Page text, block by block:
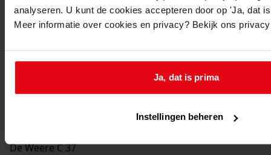
analyseren. U kunt de cookies accepteren door op 'Ja, dat
Meer informatie over cookies en privacy? Bekijk ons
Ja, dat is prima
Instellingen beheren
Datering:
1954-1954
Bouwen van een broeikas
06-05-1954
De Weere C 37